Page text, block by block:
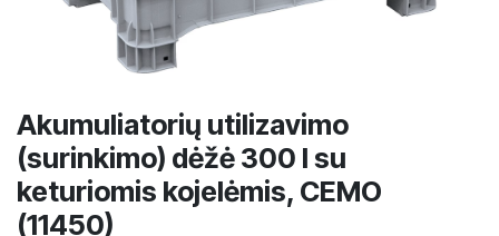
Akumuliatorių utilizavimo
(surinkimo) dėžė 300 l su
keturiomis kojelėmis, CEMO
(11450)